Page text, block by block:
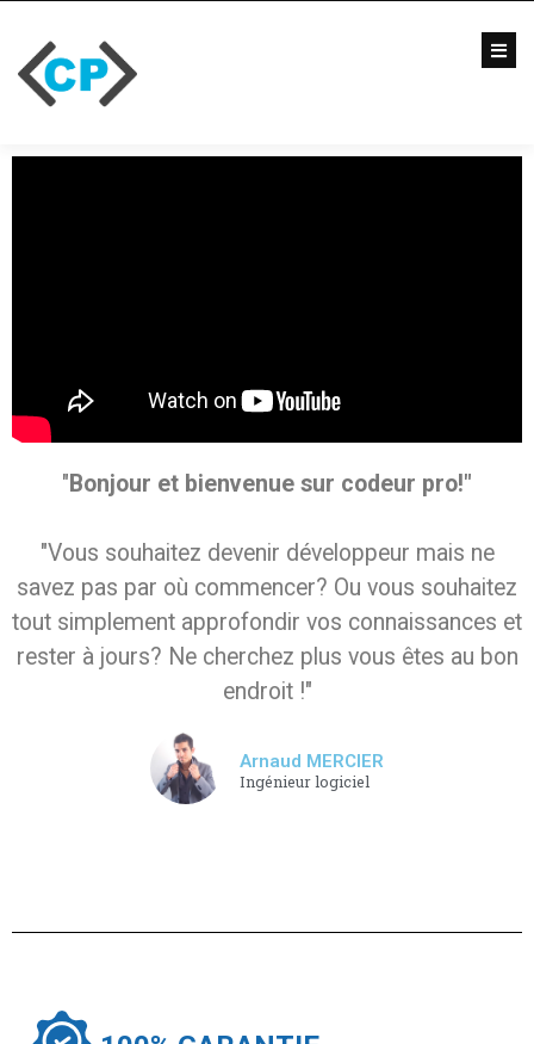
Blog
contacter
" Bonjour et bienvenue sur codeur pro!"
"Vous souhaitez devenir développeur mais ne
savez pas par où commencer? Ou vous souhaitez
tout simplement approfondir vos connaissances et
rester à jours? Ne cherchez plus vous êtes au bon
endroit !"
Arnaud MERCIER
Ingénieur logiciel